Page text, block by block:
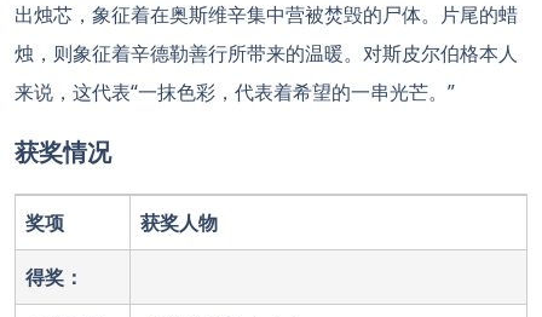
出烛芯，象征着在奥斯维辛集中营被焚毁的尸体。片尾的蜡
烛，则象征着辛德勒善行所带来的温暖。对斯皮尔伯格本人
来说，这代表“一抹色彩，代表着希望的一串光芒。”
获奖情况
奖项 获奖人物
得奖：